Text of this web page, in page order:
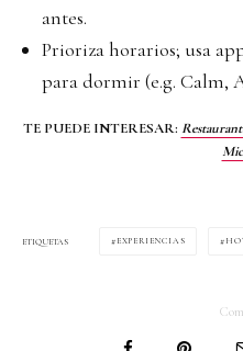
antes.
Prioriza horarios; usa
para dormir (e.g. Calm,
TE PUEDE INTERESAR:
ETIQUETAS EXPERIENCIAS